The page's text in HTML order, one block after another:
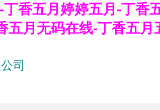
香五月婷婷五月-丁香
五月无码在线-丁香五月
司